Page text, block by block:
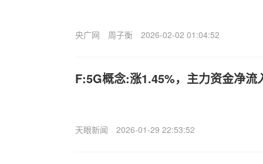
央广网 周子衡 2026-02-02 01:04:52
F:5G概念:涨1.45%，主力资金净流
天眼新闻 2026-01-29 22:53:52